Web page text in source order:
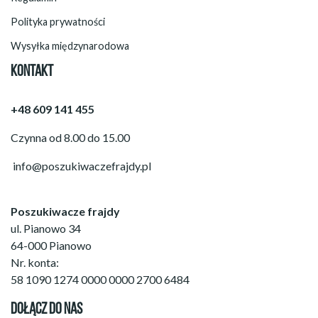
Polityka prywatności
Wysyłka międzynarodowa
KONTAKT
+48 609 141 455
Czynna od 8.00 do 15.00
info@poszukiwaczefrajdy.pl
Poszukiwacze frajdy
ul. Pianowo 34
64-000 Pianowo
Nr. konta:
58 1090 1274 0000 0000 2700 6484
DOŁĄCZ DO NAS